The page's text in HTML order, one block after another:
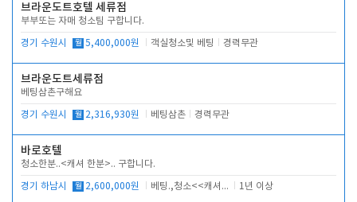
브라운도트호텔 세류점
부부또는 자매 청소팀 구합니다.
경기 수원시 월 5,400,000원 객실청소및 베팅 경력무관
브라운도트세류점
베팅삼촌구해요
경기 수원시 월 2,316,930원 베팅삼촌 경력무관
바로호텔
청소한분..<캐셔 한분>.. 구합니다.
경기 하남시 월 2,600,000원 베팅.,청소<<캐셔 모셔봅니다. 1년 이상